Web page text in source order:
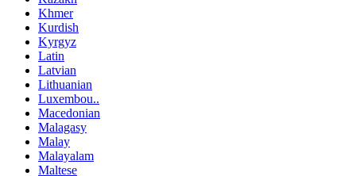
Khmer
Kurdish
Kyrgyz
Latin
Latvian
Lithuanian
Luxembou..
Macedonian
Malagasy
Malay
Malayalam
Maltese